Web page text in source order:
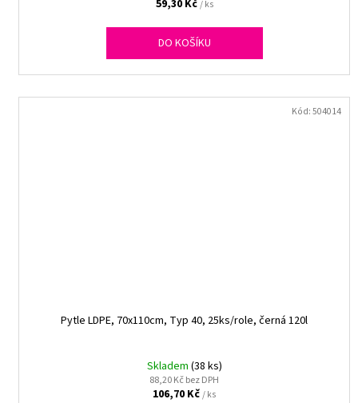
59,30 Kč/ ks
DO KOŠÍKU
Pytle LDPE, 70x110cm, Typ 40, 25ks/role, černá 120l
Skladem (38 ks)
88,20 Kč bez DPH
106,70 Kč/ ks
Kód:504014